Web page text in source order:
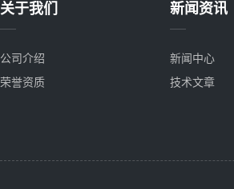
关于我们
公司介绍
荣誉资质
新闻资讯
新闻中心
技术文章